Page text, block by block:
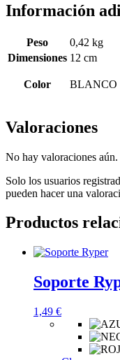
Información
Peso
0,42 kg
Dimensiones 12 cm
Color BLANCO
Valoraciones
No hay valoraciones aún.
Solo los usuarios
pueden hacer una
Productos
Soporte
1,49 €